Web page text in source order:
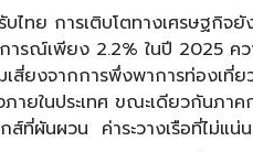
บไทย การเติบโตทางเศรษฐกิจ
ารณ์เพียง 2.2% ในปี 2025 ค
เสี่ยงจากการพึ่งพาการท่องเที่
ภายในประเทศ ขณะเดียวกันภา
ส์ที่ผันผวน ค่าระวางเรือที่ไม่แน่